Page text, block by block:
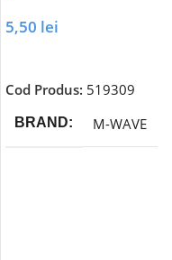
5,50 lei
Cod Produs: 519309
BRAND M-WAVE